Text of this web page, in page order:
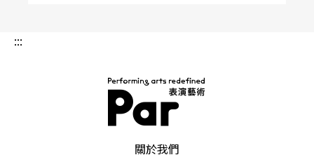
:::
關於我們